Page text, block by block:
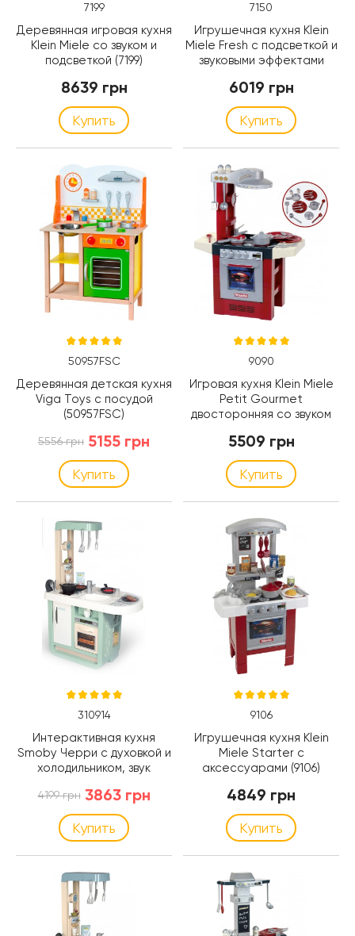
7199
Деревянная игровая кухня
Klein Miele со звуком и
подсветкой (7199)
8639 грн
Купить
7150
Игрушечная кухня Klein
Miele Fresh с подсветкой и
звуковыми эффектами
6019 грн
Купить
50957FSC
Деревянная детская кухня
Viga Toys с посудой
(50957FSC)
5556 грн 5155 грн
Купить
9090
Игровая кухня Klein Miele
Petit Gourmet
двосторонняя со звуком
5509 грн
Купить
310914
Интерактивная кухня
Smoby Черри с духовкой и
холодильником, звук
4199 грн 3863 грн
Купить
9106
Игрушечная кухня Klein
Miele Starter с
аксессуарами (9106)
4849 грн
Купить